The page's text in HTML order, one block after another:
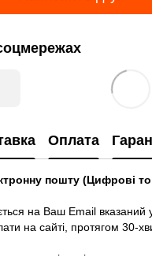
Оплата
пошту (Цифрові
на Ваш Email вказаний
на сайті, протягом 30-